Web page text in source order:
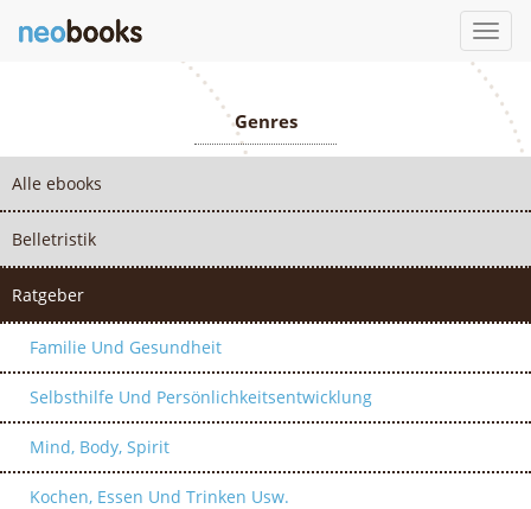
Genres
Alle ebooks
Belletristik
Ratgeber
Familie Und Gesundheit
Selbsthilfe Und Persönlichkeitsentwicklung
Mind, Body, Spirit
Kochen, Essen Und Trinken Usw.